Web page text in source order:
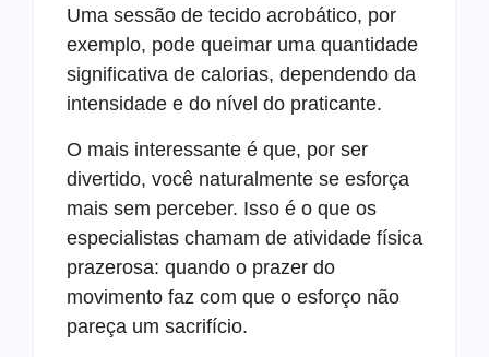
Uma sessão de tecido acrobático, por
exemplo, pode queimar uma quantidade
significativa de calorias, dependendo da
intensidade e do nível do praticante.
O mais interessante é que, por ser
divertido, você naturalmente se esforça
mais sem perceber. Isso é o que os
especialistas chamam de atividade física
prazerosa: quando o prazer do
movimento faz com que o esforço não
pareça um sacrifício.